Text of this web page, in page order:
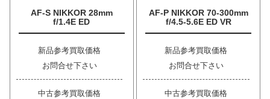
AF-S NIKKOR 28mm
f/1.4E ED
新品参考買取価格
お問合せ下さい
中古参考買取価格
AF-P NIKKOR 70-300mm
f/4.5-5.6E ED VR
新品参考買取価格
お問合せ下さい
中古参考買取価格